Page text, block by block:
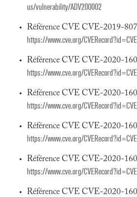
us/vulnerability/ADV200002
Référence CVE CVE-2019-
https://www.cve.org/
Référence CVE CVE-2020-
https://www.cve.org/
Référence CVE CVE-2020-
https://www.cve.org/
Référence CVE CVE-2020-
https://www.cve.org/
Référence CVE CVE-2020-
https://www.cve.org/
Référence CVE CVE-2020-